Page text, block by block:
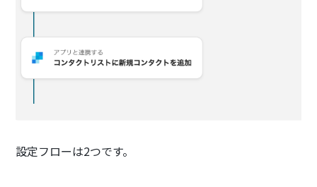
設定フローは2つです。